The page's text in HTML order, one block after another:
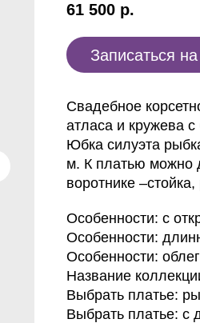
61 500 р.
Записаться
Свадебное
атласа и кружева
Юбка силуэта
м. К платью можно
воротнике
Особенности: с
Особенности:
Особенности:
Название
Выбрать платье:
Выбрать платье: с